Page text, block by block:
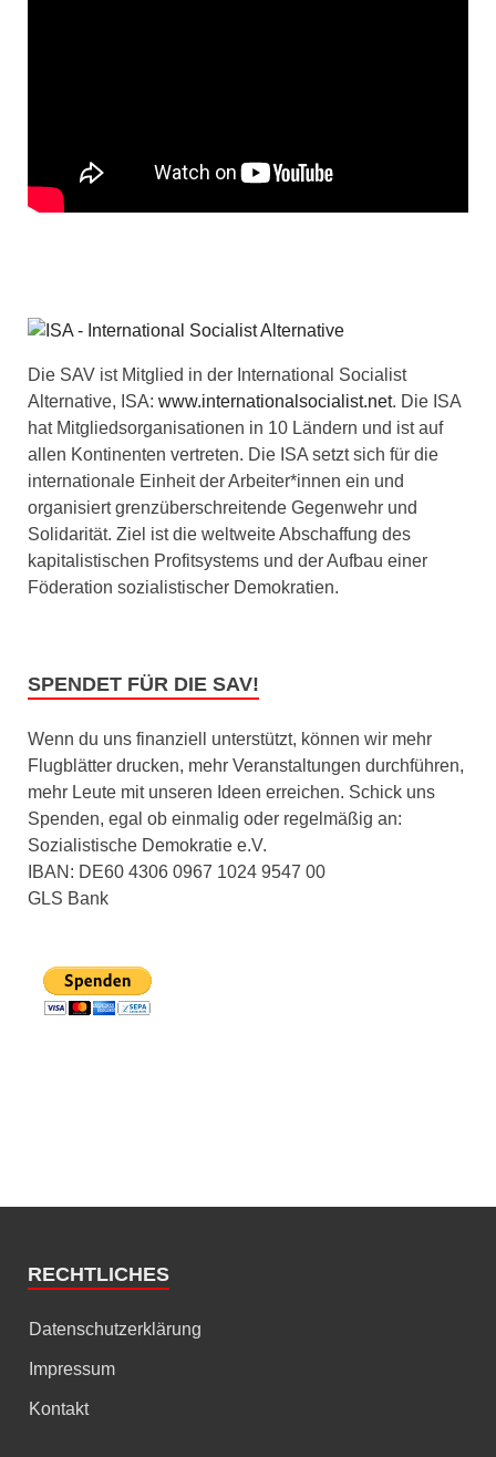
Die SAV ist Mitglied in der International Socialist
Alternative, ISA: www.internationalsocialist.net. Die ISA
hat Mitgliedsorganisationen in 10 Ländern und ist auf
allen Kontinenten vertreten. Die ISA setzt sich für die
internationale Einheit der Arbeiter*innen ein und
organisiert grenzüberschreitende Gegenwehr und
Solidarität. Ziel ist die weltweite Abschaffung des
kapitalistischen Profitsystems und der Aufbau einer
Föderation sozialistischer Demokratien.
SPENDET FÜR DIE SAV!
Wenn du uns finanziell unterstützt, können wir mehr
Flugblätter drucken, mehr Veranstaltungen durchführen,
mehr Leute mit unseren Ideen erreichen. Schick uns
Spenden, egal ob einmalig oder regelmäßig an:
Sozialistische Demokratie e.V.
IBAN: DE60 4306 0967 1024 9547 00
GLS Bank
RECHTLICHES
Datenschutzerklärung
Impressum
Kontakt